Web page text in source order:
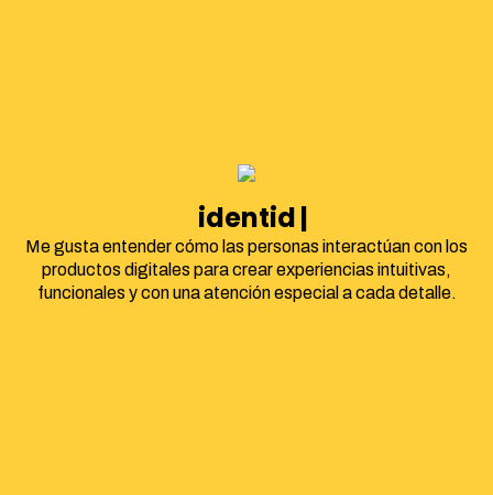
identidad corpor
Me gusta entender cómo las personas interactúan con los
productos digitales para crear experiencias intuitivas,
funcionales y con una atención especial a cada detalle.